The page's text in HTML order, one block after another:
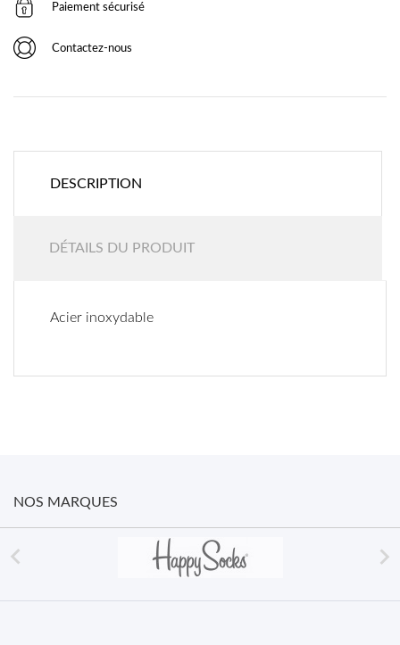
Paiement sécurisé
Contactez-nous
DESCRIPTION
DÉTAILS DU PRODUIT
Acier inoxydable
NOS MARQUES
 